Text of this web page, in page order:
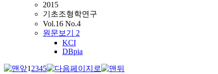
2015
기초조형학연구
Vol.16 No.4
원문보기 2
KCI
DBpia
12345